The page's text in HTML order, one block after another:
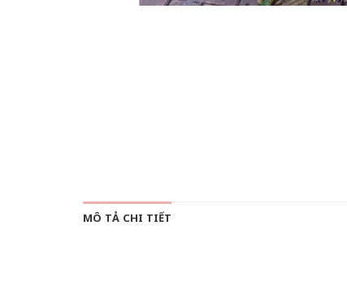
MÔ TẢ CHI TIẾT